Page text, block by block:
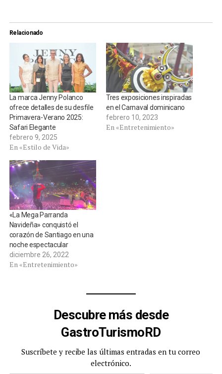
Relacionado
La marca Jenny Polanco
ofrece detalles de su desfile
Primavera-Verano 2025:
Safari Elegante
febrero 9, 2025
En «Estilo de Vida»
Tres exposiciones inspiradas
en el Carnaval dominicano
febrero 10, 2023
En «Entretenimiento»
«La Mega Parranda
Navideña» conquistó el
corazón de Santiago en una
noche espectacular
diciembre 26, 2022
En «Entretenimiento»
Descubre más desde
GastroTurismoRD
Suscríbete y recibe las últimas entradas en tu correo
electrónico.